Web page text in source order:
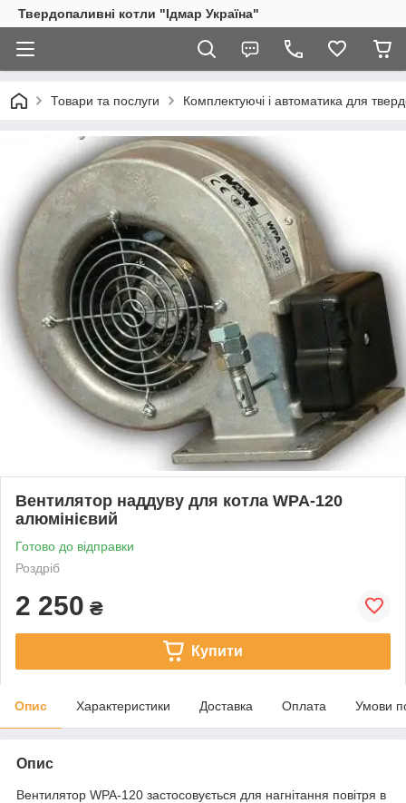
Твердопаливні котли "Ідмар Україна"
Товари та послуги Комплектуючі і автоматика для
Вентилятор наддуву для котла WPA-120
алюмінієвий
Готово до відправки
Роздріб
2 250 ₴
Купити
Опис Характеристики Доставка Оплата Умови
Опис
Вентилятор WPA-120 застосовується для нагнітання повітря в